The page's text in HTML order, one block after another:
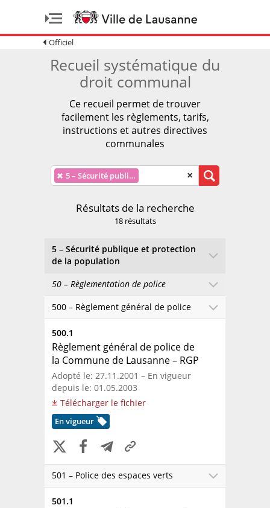
Officiel
Recueil systématique du
droit communal
Ce recueil permet de trouver
facilement les règlements, tarifs,
instructions et autres directives
communales
× 5 – Sécurité publique et protection de la population ×
Résultats de la recherche
18 résultats
5 – Sécurité publique et protection
de la population
50 – Règlementation de police
500 – Règlement général de police
500.1
Règlement général de police de
la Commune de Lausanne– RGP
Adopté le: 27.11.2001 – En vigueur
depuis le: 01.05.2003
Télécharger le fichier
En vigueur
501 – Police des espaces verts
501.1